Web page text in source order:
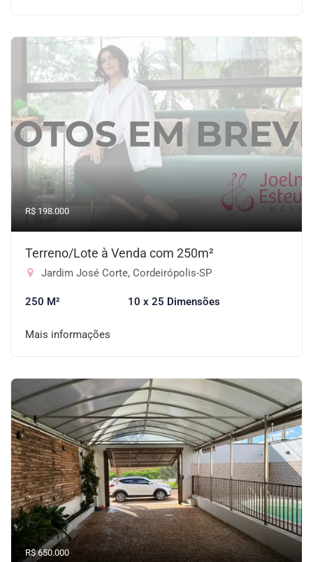
R$ 198.000
Terreno/Lote à Venda com 250m²
Jardim José Corte, Cordeirópolis-SP
250 M² 10 x 25 Dimensões
Mais informações
R$ 650.000